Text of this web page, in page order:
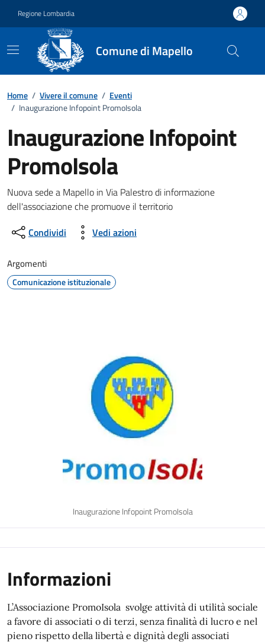
Regione Lombardia
Comune di Mapello
Home / Vivere il comune / Eventi
/ Inaugurazione Infopoint PromoIsola
Inaugurazione Infopoint
PromoIsola
Dettagli della notizia
Nuova sede a Mapello in Via Palestro di informazione
dell'associazione che promuove il territorio
Condividi
Vedi azioni
Argomenti
Comunicazione istituzionale
Inaugurazione Infopoint PromoIsola
Informazioni
L’Associazione PromoIsola svolge attività di utilità sociale
a favore di associati o di terzi, senza finalità di lucro e nel
pieno rispetto della libertà e dignità degli associati